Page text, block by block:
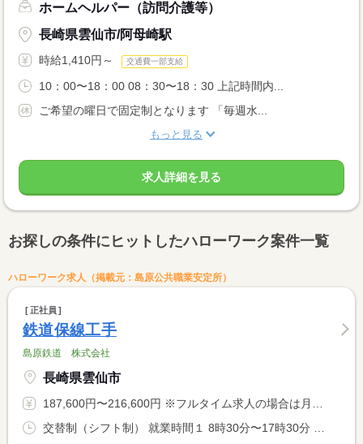
ホームヘルパー（訪問介護等）
長崎県雲仙市/阿母崎駅
時給1,410円～ 交通費一部支給
10：00〜18：00 08：30〜18：30 上記時間内...
ご希望の曜日で固定制となります 「毎週水...
もっと見る
求人詳細を見る
お探しの条件にヒットしたハローワーク案件一覧
ハローワーク求人（掲載元：島原公共職業安定所）
正社員
鉄道保線工手
島原鉄道 株式会社
長崎県雲仙市
187,600円〜216,600円 ※フルタイム求人の場合は月額（換算額）、パート求人の場合は時間額を表示しています。